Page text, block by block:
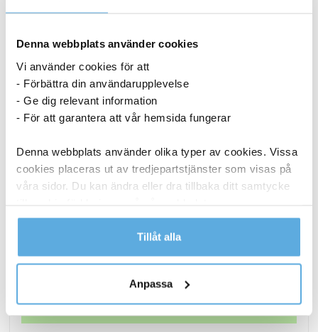
Denna webbplats använder cookies
Vi använder cookies för att
- Förbättra din användarupplevelse
- Ge dig relevant information
- För att garantera att vår hemsida fungerar
Denna webbplats använder olika typer av cookies. Vissa
cookies placeras ut av tredjepartstjänster som visas på
våra sidor. Du kan ändra eller dra tillbaka ditt samtycke
Läs mer i vår integritetspolicy om vilka vi är, hur du
kontaktar oss och på vilket sätt vi behandlar
Tillåt alla
Anpassa
211,25kr
USB-
C
I lager